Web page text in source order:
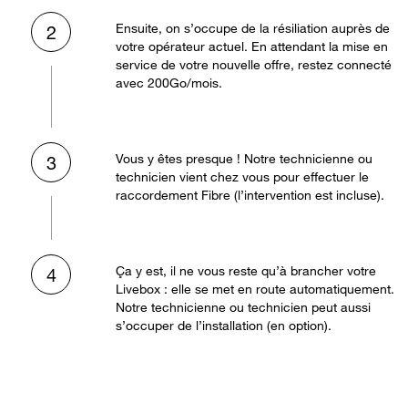
2
Ensuite, on s’occupe de la résiliation auprès de
votre opérateur actuel. En attendant la mise en
service de votre nouvelle offre, restez connecté
avec 200Go/mois.
3
Vous y êtes presque ! Notre technicienne ou
technicien vient chez vous pour effectuer le
raccordement Fibre (l’intervention est incluse).
4
Ça y est, il ne vous reste qu’à brancher votre
Livebox : elle se met en route automatiquement.
Notre technicienne ou technicien peut aussi
s’occuper de l’installation (en option).